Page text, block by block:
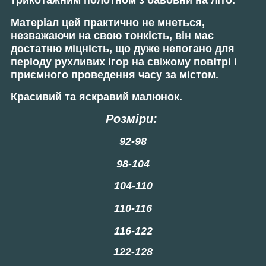
Матеріал цей практично не мнеться,
незважаючи на свою тонкість, він має
достатню міцність, що дуже непогано для
періоду рухливих ігор на свіжому повітрі і
приємного проведення часу за містом.
Красивий та яскравий малюнок.
Розміри:
92-98
98-104
104-110
110-116
116-122
122-128